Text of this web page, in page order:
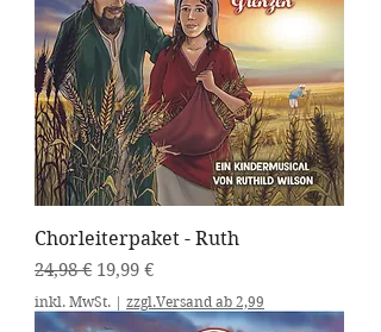
Chorleiterpaket - Ruth
Standardpreis
24,98 € Sale-Preis
19,99 €
inkl. MwSt. | zzgl.Versand ab 2,99